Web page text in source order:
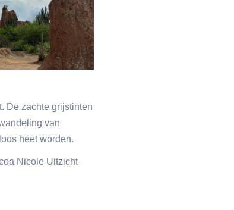
De zachte grijstinten
van
heet worden.